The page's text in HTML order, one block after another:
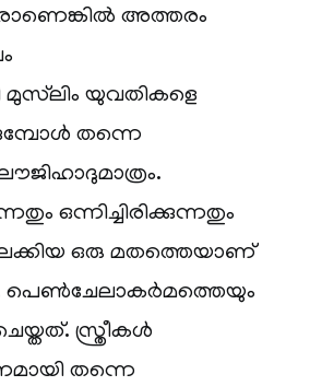
അത്തരം
യുവതികളെ
തന്നെ
ഒന്നിച്ചിരിക്കുന്നതും
ഒരു മതത്തെയാണ്
പെൺചേലാകർമത്തെയും
സ്ത്രീകൾ
തന്നെ